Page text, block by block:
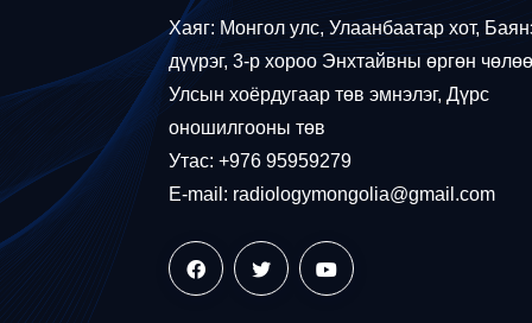
Хаяг: Монгол улс, Улаанбаатар хот,
дүүрэг, 3-р хороо Энхтайвны өргөн
Улсын хоёрдугаар төв эмнэлэг, Дүрс
оношилгооны төв
Утас: +976 95959279
E-mail: radiologymongolia@gmail.com